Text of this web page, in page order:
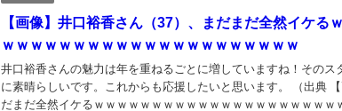
【画像】井口裕香さん（37）、まだまだ全然イケる
ｗｗｗｗｗｗｗｗｗｗｗｗｗｗｗｗｗｗｗｗｗ
井口裕香さんの魅力は年を重ねるごとに増していますね！そのス
に素晴らしいです。これからも応援したいと思います。 （出典
だまだ全然イケるｗｗｗｗｗｗｗｗｗｗｗｗｗｗｗｗｗｗｗｗｗ